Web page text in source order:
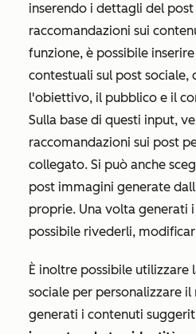
inserendo i dettagli del
raccomandazioni sui
funzione, è possibile
contestuali sul post
l'obiettivo, il pubblico e il
Sulla base di questi input,
raccomandazioni sui post
collegato. Si può anche
post immagini generate
proprie. Una volta generati
possibile rivederli,
È inoltre possibile
sociale per personalizzare
generati i contenuti